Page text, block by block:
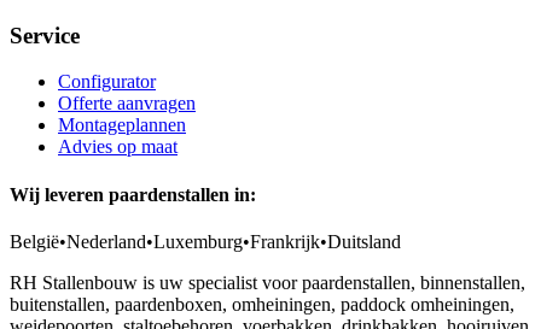
Service
Configurator
Offerte aanvragen
Montageplannen
Advies op maat
Wij leveren paardenstallen in:
België•Nederland•Luxemburg•Frankrijk•Duitsland
RH Stallenbouw is uw specialist voor paardenstallen, binnenstallen,
buitenstallen, paardenboxen, omheiningen, paddock omheiningen,